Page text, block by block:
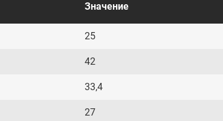
Значение
25
42
33,4
27